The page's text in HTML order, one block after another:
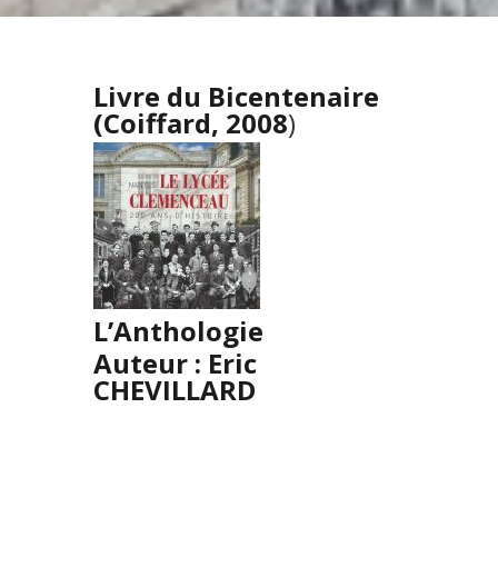
Livre du Bicentenaire
(Coiffard, 2008)
L’Anthologie
Auteur : Eric
CHEVILLARD